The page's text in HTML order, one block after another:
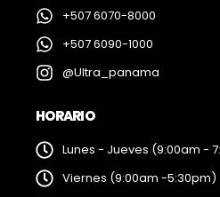
+507 6070-8000
+507 6090-1000
@Ultra_panama
HORARIO
Lunes - Jueves (9:00am -
Viernes (9:00am -5:30pm)